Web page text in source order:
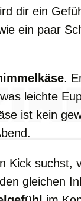
dir ein
ein paar
.
leichte
ist kein
Kick suchst,
gleichen